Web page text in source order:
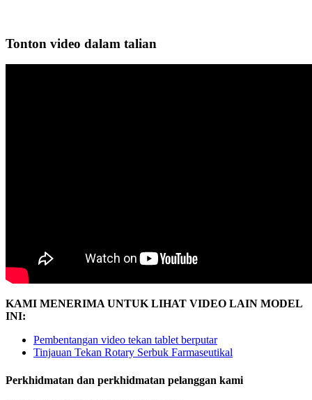
Tonton video dalam talian
KAMI MENERIMA UNTUK LIHAT VIDEO LAIN MODEL
INI:
Pembentangan video tekan tablet berputar
Tinjauan Tekan Rotary Serbuk Farmaseutikal
Perkhidmatan dan perkhidmatan pelanggan kami